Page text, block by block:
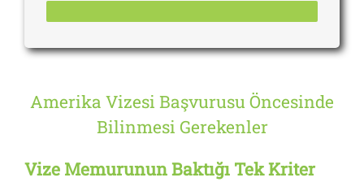
Amerika Vizesi Başvurusu Öncesinde
Bilinmesi Gerekenler
Vize Memurunun Baktığı Tek Kriter